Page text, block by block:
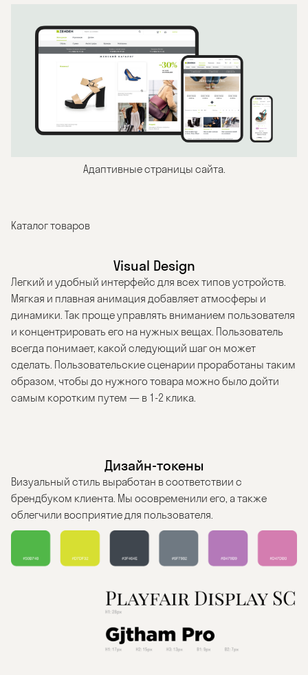
Адаптивные страницы сайта.
Каталог товаров
Visual Design
Легкий и удобный интерфейс для всех типов устройств.
Мягкая и плавная анимация добавляет атмосферы и
динамики. Так проще управлять вниманием пользователя
и концентрировать его на нужных вещах. Пользователь
всегда понимает, какой следующий шаг он может
сделать. Пользовательские сценарии проработаны таким
образом, чтобы до нужного товара можно было дойти
самым коротким путем — в 1-2 клика.
Дизайн-токены
Визуальный стиль выработан в соответствии с
брендбуком клиента. Мы осовременили его, а также
облегчили восприятие для пользователя.